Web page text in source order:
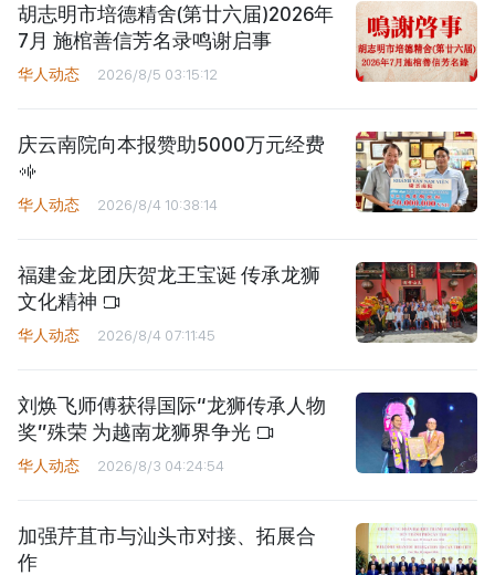
胡志明市培德精舍(第廿六届)2026年
7月 施棺善信芳名录鸣谢启事
华人动态 2026/8/5 03:15:12
庆云南院向本报赞助5000万元经费
华人动态 2026/8/4 10:38:14
福建金龙团庆贺龙王宝诞 传承龙狮
文化精神
华人动态 2026/8/4 07:11:45
刘焕飞师傅获得国际“龙狮传承人物
奖”殊荣 为越南龙狮界争光
华人动态 2026/8/3 04:24:54
加强芹苴市与汕头市对接、拓展合
作